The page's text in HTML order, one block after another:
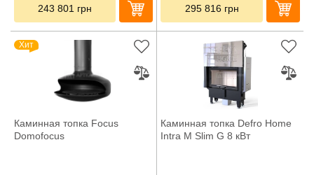
243 801 грн 295 816 грн
Хит
Каминная топка Focus
Domofocus
Каминная топка Defro Home
Intra M Slim G 8 кВт